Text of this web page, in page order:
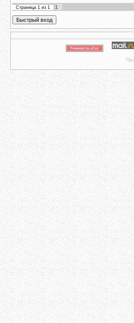
Страница 1 из 1 1